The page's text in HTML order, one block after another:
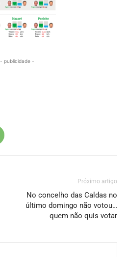
- publicidade -
Próximo artigo
No concelho das Caldas no
último domingo não votou…
quem não quis votar